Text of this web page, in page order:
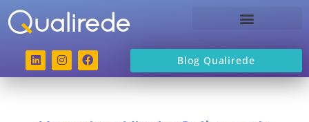
Blog Qualirede